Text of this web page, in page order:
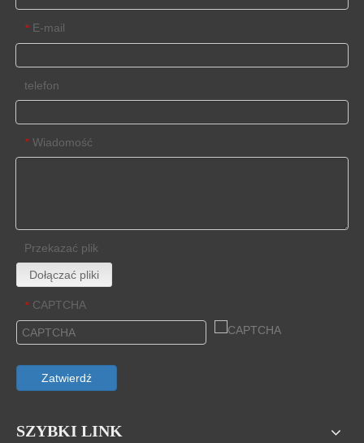
* E-mail
telefon
* Wiadomość
Przekazać plik
Dołączać pliki
* CAPTCHA
Zatwierdź
SZYBKI LINK